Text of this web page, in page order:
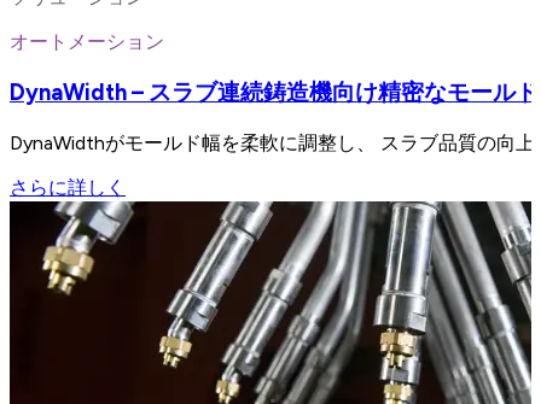
オートメーション
DynaWidth – スラブ連続鋳造機向け精密なモール
DynaWidthがモールド幅を柔軟に調整し、 スラブ品質の向
さらに詳しく